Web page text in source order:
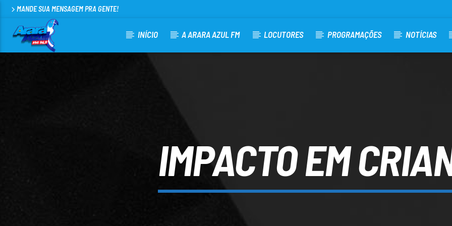
MANDE SUA MENSAGEM PRA GENTE!
INÍCIO A ARARA AZUL FM LOCUTORES PROGRAMAÇÕES NOTÍCIAS
IMPACTO EM